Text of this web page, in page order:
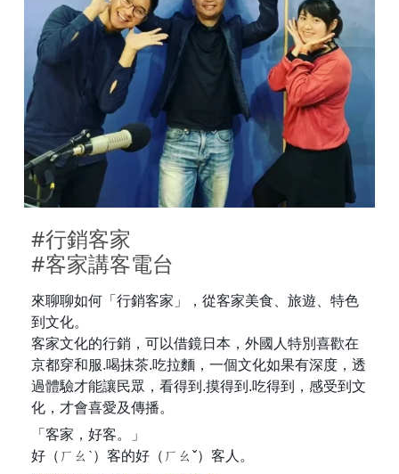
#行銷客家
#客家講客電台
來聊聊如何「行銷客家」，從客家美食、旅遊、特色
到文化。
客家文化的行銷，可以借鏡日本，外國人特別喜歡在
京都穿和服.喝抹茶.吃拉麵，一個文化如果有深度，透
過體驗才能讓民眾，看得到.摸得到.吃得到，感受到文
化，才會喜愛及傳播。
「客家，好客。」
好（ㄏㄠˋ）客的好（ㄏㄠˇ）客人。